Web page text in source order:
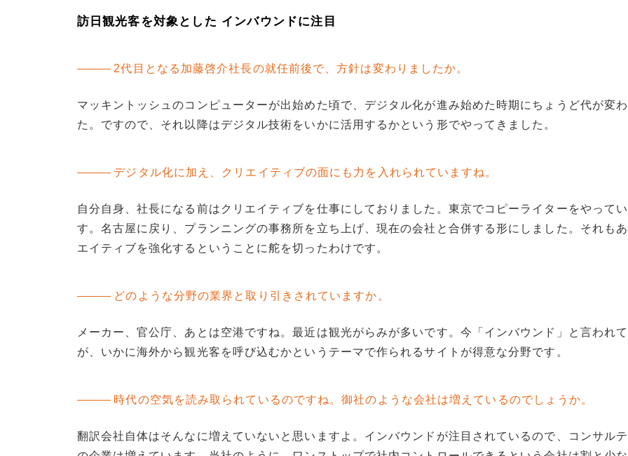
訪日観光客を対象とした インバウンドに注目
2代目となる加藤啓介社長の就任前後で、方針は変わりましたか。
マッキントッシュのコンピューターが出始めた頃で、デジタル化が進み始めた時期にちょうど代が変
た。ですので、それ以降はデジタル技術をいかに活用するかという形でやってきました。
デジタル化に加え、クリエイティブの面にも力を入れられていますね。
自分自身、社長になる前はクリエイティブを仕事にしておりました。東京でコピーライターをやって
す。名古屋に戻り、プランニングの事務所を立ち上げ、現在の会社と合併する形にしました。それもあ
エイティブを強化するということに舵を切ったわけです。
どのような分野の業界と取り引きされていますか。
メーカー、官公庁、あとは空港ですね。最近は観光がらみが多いです。今「インバウンド」と言われ
が、いかに海外から観光客を呼び込むかというテーマで作られるサイトが得意な分野です。
時代の空気を読み取られているのですね。御社のような会社は増えているのでしょうか。
翻訳会社自体はそんなに増えていないと思いますよ。インバウンドが注目されているので、コンサル